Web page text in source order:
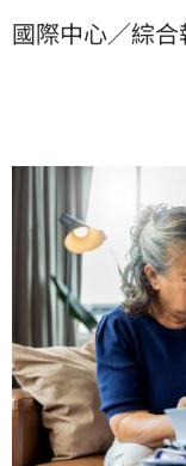
在年輕時及時行
國際中心／綜合